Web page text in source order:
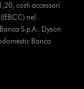
costi accessori
nel
S.p.A.. Dyson
Banca